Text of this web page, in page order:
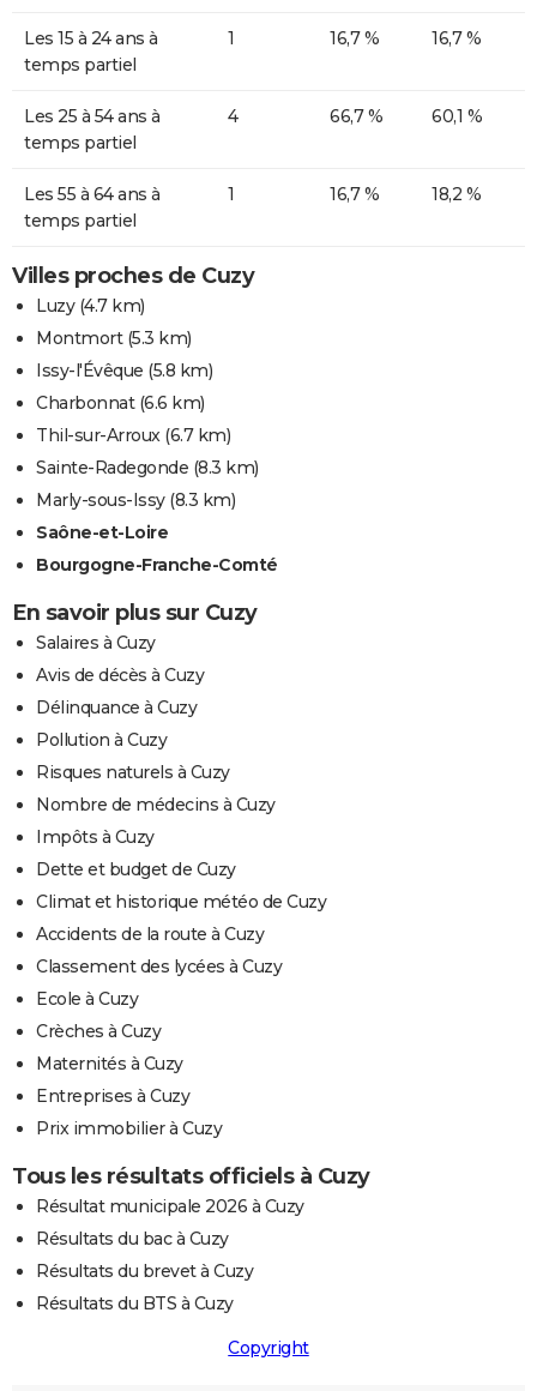
Les 15 à 24 ans à
temps partiel
1 16,7 % 16,7 %
Les 25 à 54 ans à
temps partiel
4 66,7 % 60,1 %
Les 55 à 64 ans à
temps partiel
1 16,7 % 18,2 %
Villes proches de Cuzy
Luzy(4.7 km)
Montmort(5.3 km)
Issy-l'Évêque (5.8 km)
Charbonnat(6.6 km)
Thil-sur-Arroux(6.7 km)
Sainte-Radegonde (8.3 km)
Marly-sous-Issy(8.3 km)
Saône-et-Loire
Bourgogne-Franche-Comté
En savoir plus sur Cuzy
Salaires à Cuzy
Avis de décès à Cuzy
Délinquance à Cuzy
Pollution à Cuzy
Risques naturels à Cuzy
Nombre de médecins à Cuzy
Impôts à Cuzy
Dette et budget de Cuzy
Climat et historique météo de Cuzy
Accidents de la route à Cuzy
Classement des lycées à Cuzy
Ecole à Cuzy
Crèches à Cuzy
Maternités à Cuzy
Entreprises à Cuzy
Prix immobilier à Cuzy
Tous les résultats officiels à Cuzy
Résultat municipale 2026 à Cuzy
Résultats du bac à Cuzy
Résultats du brevet à Cuzy
Résultats du BTS à Cuzy
Copyright